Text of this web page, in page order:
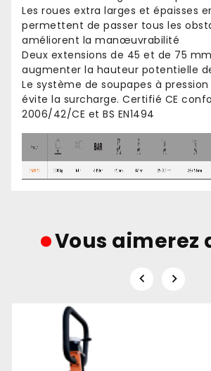
Les roues extra larges et épaisses
permettent de passer tous les
améliorent la manœuvrabilité
Deux extensions de 45 et de 75
augmenter la hauteur potentielle
Le système de soupapes à
évite la surcharge. Certifié CE
2006/42/CE et BS EN1494
Vous aimerez
 